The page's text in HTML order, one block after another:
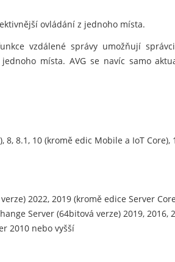
ovládání z jednoho místa.
vzdálené správy umožňují
místa. AVG se navíc samo
8, 8.1, 10 (kromě edic Mobile a IoT
2022, 2019 (kromě edice Server
Server (64bitová verze) 2019, 2016,
2010 nebo vyšší